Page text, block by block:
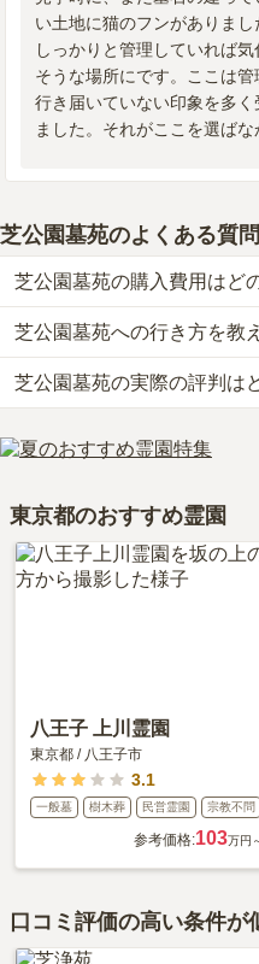
い土地に猫のフンがありまし
しっかりと管理していれば気
そうな場所にです。ここは管
行き届いていない印象を多く
ました。それがここを選ばな
芝公園墓苑のよくある質問
芝公園墓苑の購入費用はど
芝公園墓苑では、一般墓が約
ます。
なお、芝公園墓苑がある東京
石代別途）です。
お墓は、価格が高いものがよい
芝公園墓苑への行き方を教
公共交通機関の場合、都営三田
す。
詳しいルートや地図は、本ペー
確認ください。
芝公園墓苑の実際の評判は
当サイトに寄せられた総合評価
環境、管理状況が高く評価され
タワーから近いので景色が良
ルやレストランが周りにいくら
ただいております。
東京都のおすすめ霊園
八王子 上川霊園
東京都 / 八王子市
3.1
一般墓 樹木葬 民営霊園 宗教不問
参考価格:103万円
口コミ評価の高い条件が